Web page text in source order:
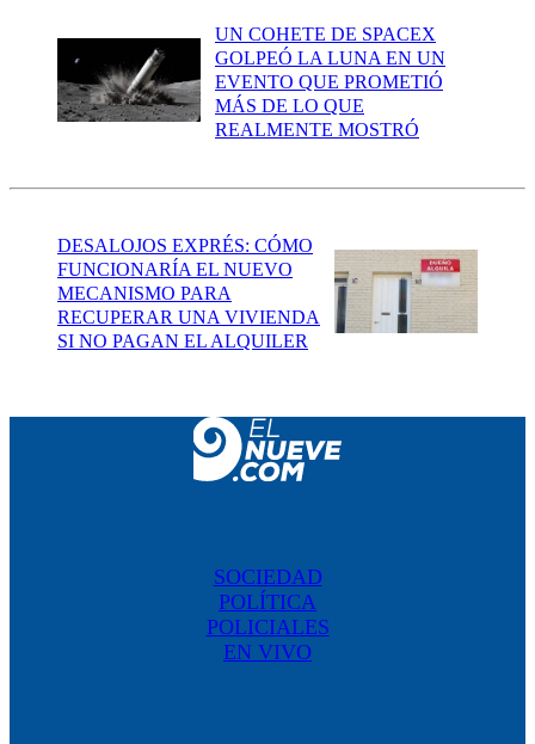
UN COHETE DE SPACEX
GOLPEÓ LA LUNA EN UN
EVENTO QUE PROMETIÓ
MÁS DE LO QUE
REALMENTE MOSTRÓ
DESALOJOS EXPRÉS: CÓMO
FUNCIONARÍA EL NUEVO
MECANISMO PARA
RECUPERAR UNA VIVIENDA
SI NO PAGAN EL ALQUILER
SOCIEDAD
POLÍTICA
POLICIALES
EN VIVO